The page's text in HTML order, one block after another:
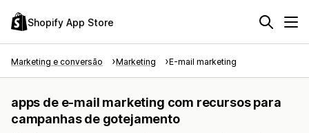
Shopify App Store
Marketing e conversão Marketing E-mail marketing
apps de e-mail marketing com recursos para
campanhas de gotejamento